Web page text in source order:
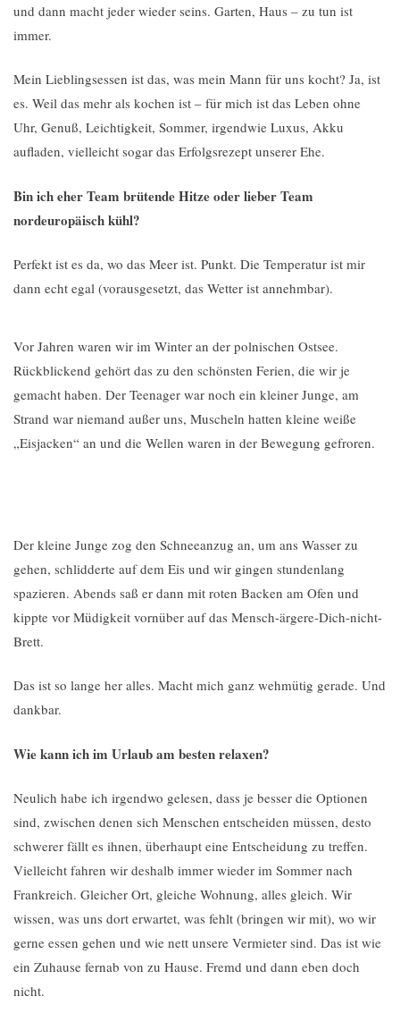
und dann macht jeder wieder seins. Garten, Haus – zu tun ist
immer.
Mein Lieblingsessen ist das, was mein Mann für uns kocht? Ja, ist
es. Weil das mehr als kochen ist – für mich ist das Leben ohne
Uhr, Genuß, Leichtigkeit, Sommer, irgendwie Luxus, Akku
aufladen, vielleicht sogar das Erfolgsrezept unserer Ehe.
Bin ich eher Team brütende Hitze oder lieber Team
nordeuropäisch kühl?
Perfekt ist es da, wo das Meer ist. Punkt. Die Temperatur ist mir
dann echt egal (vorausgesetzt, das Wetter ist annehmbar).
Vor Jahren waren wir im Winter an der polnischen Ostsee.
Rückblickend gehört das zu den schönsten Ferien, die wir je
gemacht haben. Der Teenager war noch ein kleiner Junge, am
Strand war niemand außer uns, Muscheln hatten kleine weiße
„Eisjacken“ an und die Wellen waren in der Bewegung gefroren.
Der kleine Junge zog den Schneeanzug an, um ans Wasser zu
gehen, schlidderte auf dem Eis und wir gingen stundenlang
spazieren. Abends saß er dann mit roten Backen am Ofen und
kippte vor Müdigkeit vornüber auf das Mensch-ärgere-Dich-nicht-
Brett.
Das ist so lange her alles. Macht mich ganz wehmütig gerade. Und
dankbar.
Wie kann ich im Urlaub am besten relaxen?
Neulich habe ich irgendwo gelesen, dass je besser die Op­tionen
sind, zwischen denen sich Menschen entscheiden müssen, des­to
schwerer fällt es ihnen, überhaupt eine Entscheidung zu treffen.
Vielleicht fahren wir deshalb immer wieder im Sommer nach
Frankreich. Gleicher Ort, gleiche Wohnung, alles gleich. Wir
wissen, was uns dort erwartet, was fehlt (bringen wir mit), wo wir
gerne essen gehen und wie nett unsere Vermieter sind. Das ist wie
ein Zuhause fernab von zu Hause. Fremd und dann eben doch
nicht.